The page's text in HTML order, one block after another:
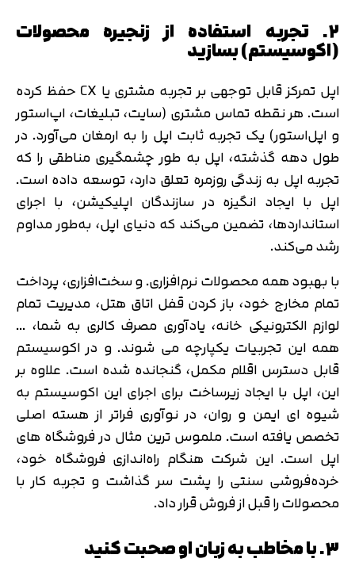
۲. تجربه استفاده از زنجیره محصولات
(اکوسیستم) بسازید
اپل تمرکز قابل توجهی بر تجربه مشتری یا CX حفظ کرده
است. هر نقطه تماس مشتری (سایت، تبلیغات، اپ‌استور
و اپل‌استور) یک تجربه ثابت اپل را به ارمغان می‌آورد. در
طول دهه گذشته، اپل به طور چشمگیری مناطقی را که
تجربه اپل به زندگی روزمره تعلق دارد، توسعه داده است.
اپل با ایجاد انگیزه در سازندگان اپلیکیشن، با اجرای
استانداردها، تضمین می‌کند که دنیای اپل، به‌طور مداوم
رشد می‌کند.
با بهبود همه محصولات نرم‌افزاری. و سخت‌افزاری، پرداخت
تمام مخارج خود، باز کردن قفل اتاق هتل، مدیریت تمام
لوازم الکترونیکی خانه، یادآوری مصرف کالری به شما، …
همه این تجربیات یکپارچه می شوند. و در اکوسیستم
قابل دسترس اقلام مکمل، گنجانده شده است. علاوه بر
این، اپل با ایجاد زیرساخت برای اجرای این اکوسیستم به
شیوه ای ایمن و روان، در نوآوری فراتر از هسته اصلی
تخصص یافته است. ملموس ترین مثال در فروشگاه های
اپل است. این شرکت هنگام راه‌اندازی فروشگاه خود،
خرده‌فروشی سنتی را پشت سر گذاشت و تجربه کار با
محصولات را قبل از فروش قرار داد.
۳. با مخاطب به زبان او صحبت کنید